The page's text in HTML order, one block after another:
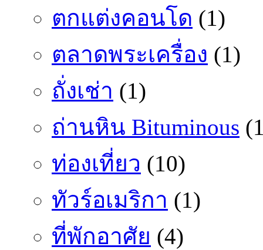
ตกแต่งคอนโด (1)
ตลาดพระเครื่อง (1)
ถั่งเช่า (1)
ถ่านหิน Bituminous
ท่องเที่ยว (10)
ทัวร์อเมริกา (1)
ที่พักอาศัย (4)